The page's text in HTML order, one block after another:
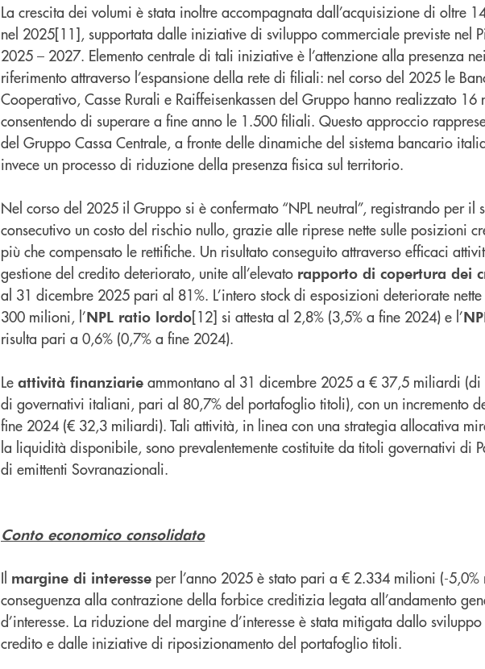
La crescita dei volumi è stata inoltre accompagnata dall’acquisizione di oltre
nel 2025[11], supportata dalle iniziative di sviluppo commerciale previste nel
2025 – 2027. Elemento centrale di tali iniziative è l’attenzione alla presenza
riferimento attraverso l’espansione della rete di filiali: nel corso del 2025 le
Cooperativo, Casse Rurali e Raiffeisenkassen del Gruppo hanno realizzato 16
consentendo di superare a fine anno le 1.500 filiali. Questo approccio
del Gruppo Cassa Centrale, a fronte delle dinamiche del sistema bancario
invece un processo di riduzione della presenza fisica sul territorio.
Nel corso del 2025 il Gruppo si è confermato “NPL neutral”, registrando per il
consecutivo un costo del rischio nullo, grazie alle riprese nette sulle posizioni
più che compensato le rettifiche. Un risultato conseguito attraverso efficaci
gestione del credito deteriorato, unite all’elevato rapporto di copertura dei
al 31 dicembre 2025 pari al 81%. L’intero stock di esposizioni deteriorate
300 milioni, l’NPL ratio lordo[12] si attesta al 2,8% (3,5% a fine 2024) e l’
risulta pari a 0,6% (0,7% a fine 2024).
Le attività finanziarie ammontano al 31 dicembre 2025 a € 37,5 miliardi
di governativi italiani, pari al 80,7% del portafoglio titoli), con un incremento
fine 2024 (€ 32,3 miliardi). Tali attività, in linea con una strategia allocativa
la liquidità disponibile, sono prevalentemente costituite da titoli governativi di
di emittenti Sovranazionali.
Conto economico consolidato
Il margine di interesse per l’anno 2025 è stato pari a € 2.334 milioni (-
conseguenza alla contrazione della forbice creditizia legata all’andamento
d’interesse. La riduzione del margine d’interesse è stata mitigata dallo
credito e dalle iniziative di riposizionamento del portafoglio titoli.